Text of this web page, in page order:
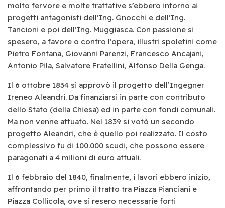
molto fervore e molte trattative s’ebbero intorno ai
progetti antagonisti dell’Ing. Gnocchi e dell’Ing.
Tancioni e poi dell’Ing. Muggiasca. Con passione si
spesero, a favore o contro l’opera, illustri spoletini come
Pietro Fontana, Giovanni Parenzi, Francesco Ancajani,
Antonio Pila, Salvatore Fratellini, Alfonso Della Genga.
Il 6 ottobre 1834 si approvò il progetto dell’Ingegner
Ireneo Aleandri. Da finanziarsi in parte con contributo
dello Stato (della Chiesa) ed in parte con fondi comunali.
Ma non venne attuato. Nel 1839 si votò un secondo
progetto Aleandri, che è quello poi realizzato. Il costo
complessivo fu di 100.000 scudi, che possono essere
paragonati a 4 milioni di euro attuali.
Il 6 febbraio del 1840, finalmente, i lavori ebbero inizio,
affrontando per primo il tratto tra Piazza Pianciani e
Piazza Collicola, ove si resero necessarie forti